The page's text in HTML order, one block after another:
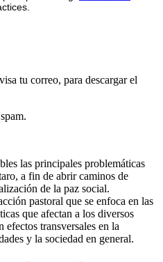
tu correo, para descargar el
las principales problemáticas
a fin de abrir caminos de
de la paz social.
pastoral que se enfoca en las
que afectan a los diversos
transversales en la
y la sociedad en general.